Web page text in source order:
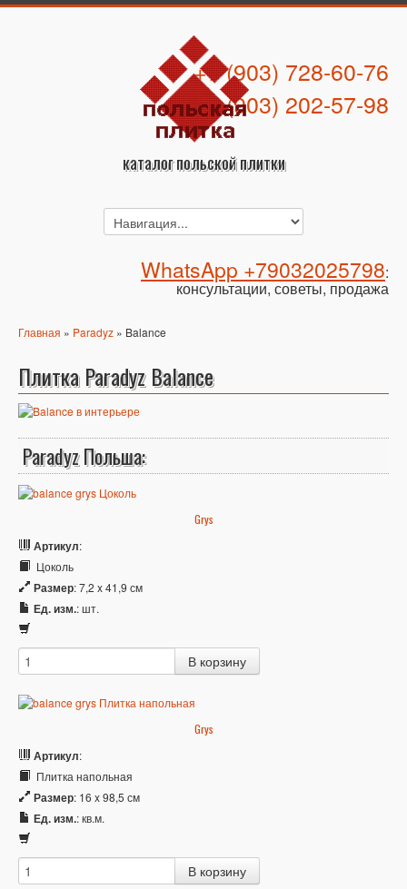
каталог польской плитки
+7 (903) 728-60-76
+7 (903) 202-57-98
WhatsApp +79032025798:
консультации, советы, продажа
Главная » Paradyz » Balance
Плитка Paradyz Balance
Paradyz Польша:
Grys
Артикул:
Цоколь
Размер: 7,2 x 41,9 см
Ед. изм.: шт.
Grys
Артикул:
Плитка напольная
Размер: 16 x 98,5 см
Ед. изм.: кв.м.